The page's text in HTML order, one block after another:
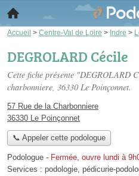
Accueil > Centre-Val de Loire > Indre >
DEGROLARD Cécile
Cette fiche présente "DEGROLARD
charbonniere, 36330 Le Poinçonnet.
57 Rue de la Charbonniere
36330 Le Poinçonnet
📞 Appeler cette podologue
Podologue - Fermée, ouvre lundi à
Services : podologie, pédicurie-